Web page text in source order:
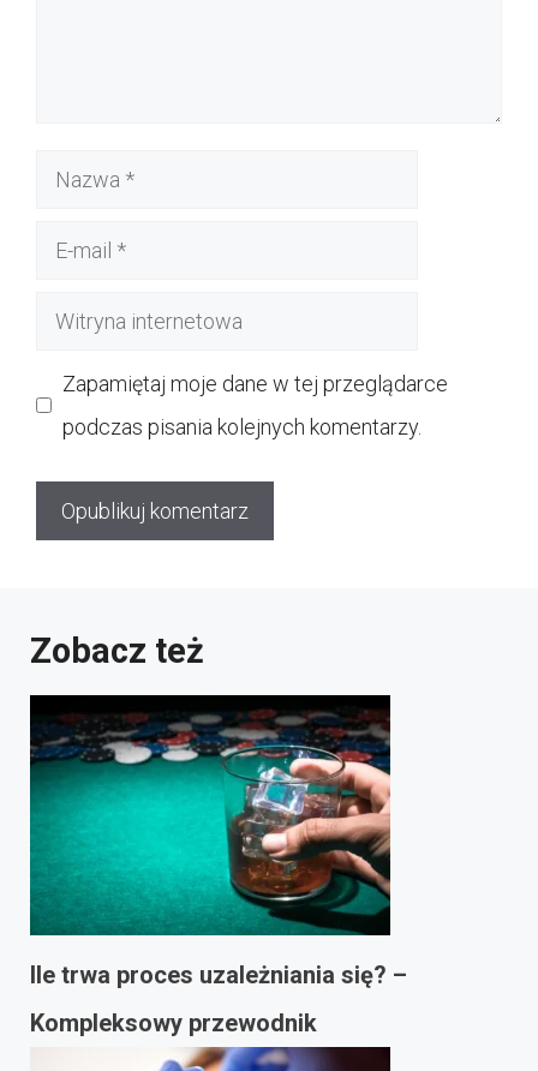
Nazwa
Witryna
Zapamiętaj moje dane w tej przeglądarce
podczas pisania kolejnych komentarzy.
Zobacz też
Ile trwa proces uzależniania się? –
Kompleksowy przewodnik